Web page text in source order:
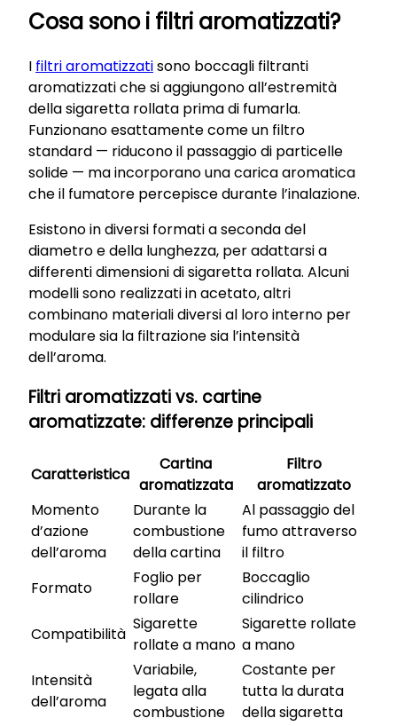
Cosa sono i filtri aromatizzati?
I filtri aromatizzatisono boccagli filtranti
aromatizzati che si aggiungono all’estremità
della sigaretta rollata prima di fumarla.
Funzionano esattamente come un filtro
standard — riducono il passaggio di particelle
solide — ma incorporano una carica aromatica
che il fumatore percepisce durante l’inalazione.
Esistono in diversi formati a seconda del
diametro e della lunghezza, per adattarsi a
differenti dimensioni di sigaretta rollata. Alcuni
modelli sono realizzati in acetato, altri
combinano materiali diversi al loro interno per
modulare sia la filtrazione sia l’intensità
dell’aroma.
Filtri aromatizzati vs. cartine
aromatizzate: differenze principali
Caratteristica
Cartina
aromatizzata
Filtro
aromatizzato
Momento
d’azione
dell’aroma
Durante la
combustione
della cartina
Al passaggio del
fumo attraverso
il filtro
Formato
Foglio per
rollare
Boccaglio
cilindrico
Compatibilità
Sigarette
rollate a mano
Sigarette rollate
a mano
Intensità
dell’aroma
Variabile,
legata alla
combustione
Costante per
tutta la durata
della sigaretta